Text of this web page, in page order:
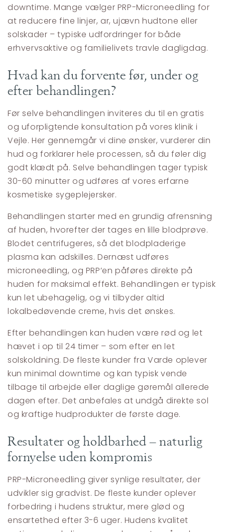
downtime. Mange vælger PRP-Microneedling for
at reducere fine linjer, ar, ujævn hudtone eller
solskader – typiske udfordringer for både
erhvervsaktive og familielivets travle dagligdag.
Hvad kan du forvente før, under og
efter behandlingen?
Før selve behandlingen inviteres du til en gratis
og uforpligtende konsultation på vores klinik i
Vejle. Her gennemgår vi dine ønsker, vurderer din
hud og forklarer hele processen, så du føler dig
godt klædt på. Selve behandlingen tager typisk
30-60 minutter og udføres af vores erfarne
kosmetiske sygeplejersker.
Behandlingen starter med en grundig afrensning
af huden, hvorefter der tages en lille blodprøve.
Blodet centrifugeres, så det blodpladerige
plasma kan adskilles. Dernæst udføres
microneedling, og PRP’en påføres direkte på
huden for maksimal effekt. Behandlingen er typisk
kun let ubehagelig, og vi tilbyder altid
lokalbedøvende creme, hvis det ønskes.
Efter behandlingen kan huden være rød og let
hævet i op til 24 timer – som efter en let
solskoldning. De fleste kunder fra Varde oplever
kun minimal downtime og kan typisk vende
tilbage til arbejde eller daglige gøremål allerede
dagen efter. Det anbefales at undgå direkte sol
og kraftige hudprodukter de første dage.
Resultater og holdbarhed – naturlig
fornyelse uden kompromis
PRP-Microneedling giver synlige resultater, der
udvikler sig gradvist. De fleste kunder oplever
forbedring i hudens struktur, mere glød og
ensartethed efter 3-6 uger. Hudens kvalitet